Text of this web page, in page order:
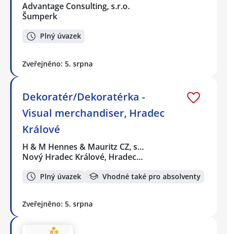
Advantage Consulting, s.r.o.
Šumperk
Plný úvazek
Zveřejněno: 5. srpna
Dekoratér/Dekoratérka -
Visual merchandiser, Hradec
Králové
H & M Hennes & Mauritz CZ, s…
Nový Hradec Králové, Hradec…
Plný úvazek Vhodné také pro absolventy
Zveřejněno: 5. srpna